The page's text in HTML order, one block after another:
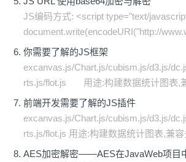
JS编码方式: <script type="text/
document.write(encodeURI("http://
你需要了解的JS框架
excanvas.js/Chart.js/cubism.js/d3.js/
rts.js/flot.js 用途:构建数据统计图表,
前端开发需要了解的JS插件
excanvas.js/Chart.js/cubism.js/d3.js/
rts.js/flot.js 用途:构建数据统计图表,兼
AES加密解密——AES在JavaWeb项目